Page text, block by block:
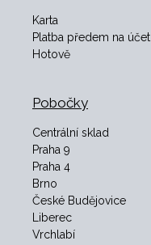
Karta
Platba předem na účet
Hotově
Pobočky
Centrální sklad
Praha 9
Praha 4
Brno
České Budějovice
Liberec
Vrchlabí